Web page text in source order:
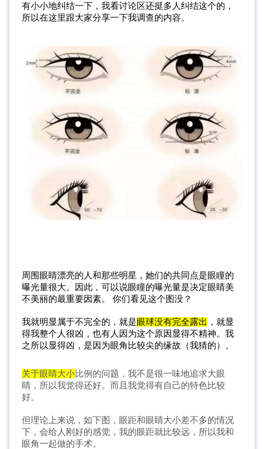
有小小地纠结一下，我看讨论区还挺多人纠结这个的，
所以在这里跟大家分享一下我调查的内容。
周围眼睛漂亮的人和那些明星，她们的共同点是眼瞳的
曝光量很大。因此，可以说眼瞳的曝光量是决定眼睛美
不美丽的最重要因素。 你们看见这个图没？
我就明显属于不完全的，就是眼球没有完全露出 ，就显
得我整个人很凶，也有人因为这个原因显得不精神。我
之所以显得凶，是因为眼角比较尖的缘故（我猜的）。
关于眼睛大小比例的问题，我不是很一味地追求大眼
睛，所以我觉得还好。 而且我觉得有自己的特色比较
好。
但理论上来说，如下图，眼距和眼睛大小差不多的情况
下，会给人刚好的感觉，我的眼距就比较远，所以我和
眼角一起做的手术。